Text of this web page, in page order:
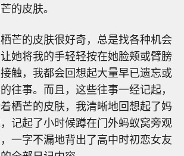
的皮肤。
芒的皮肤很好奇，总是找各种机会
她将我的手轻轻按在她脸颊或臂膀
接触，我都会回想起大量早已遗忘或
往事。而且，这些往事一经记起，
栖芒的皮肤，我清晰地回想起了妈
记起了小时候蹲在门外蚂蚁窝旁观
一字不漏地背出了高中时初恋女友